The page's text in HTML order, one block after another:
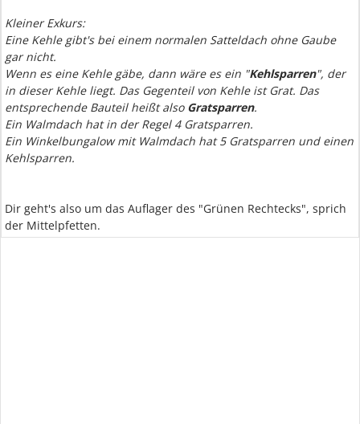
Kleiner Exkurs:
Eine Kehle gibt's bei einem normalen Satteldach ohne Gaube
gar nicht.
Wenn es eine Kehle gäbe, dann wäre es ein "Kehlsparren", der
in dieser Kehle liegt. Das Gegenteil von Kehle ist Grat. Das
entsprechende Bauteil heißt also Gratsparren.
Ein Walmdach hat in der Regel 4 Gratsparren.
Ein Winkelbungalow mit Walmdach hat 5 Gratsparren und einen
Kehlsparren.
Dir geht's also um das Auflager des "Grünen Rechtecks", sprich
der Mittelpfetten.